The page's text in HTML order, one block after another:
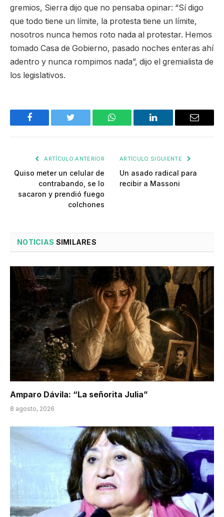
gremios, Sierra dijo que no pensaba opinar: “Sí digo
que todo tiene un límite, la protesta tiene un límite,
nosotros nunca hemos roto nada al protestar. Hemos
tomado Casa de Gobierno, pasado noches enteras ahí
adentro y nunca rompimos nada”, dijo el gremialista de
los legislativos.
Facebook Twitter WhatsApp LinkedIn Email
ARTÍCULO ANTERIOR
Quiso meter un celular de
contrabando, se lo
sacaron y prendió fuego
colchones
ARTÍCULO SIGUIENTE
Un asado radical para
recibir a Massoni
NOTICIAS SIMILARES
Amparo Dávila: “La señorita Julia”
8 agosto, 2026